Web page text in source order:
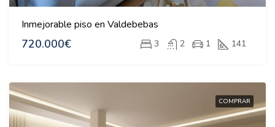
Inmejorable piso en Valdebebas
720.000€ 3 2 1 141
COMPRAR